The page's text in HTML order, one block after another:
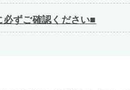
必ずご確認ください■